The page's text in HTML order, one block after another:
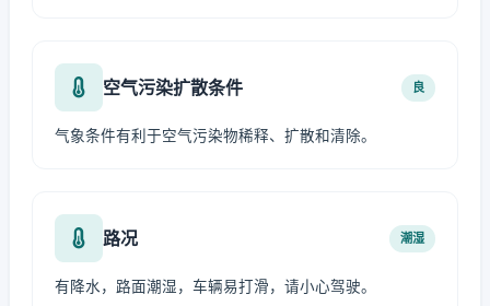
空气污染扩散条件 良
气象条件有利于空气污染物稀释、扩散和清除。
路况 潮湿
有降水，路面潮湿，车辆易打滑，请小心驾驶。